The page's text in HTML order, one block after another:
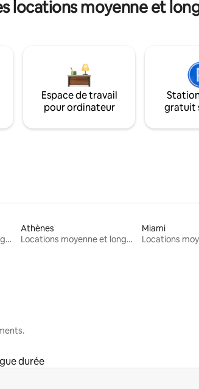
locations moyenne et
Espace de travail
pour ordinateur
gratuit
Locations moyenne et longue durée
Athènes
Locations moyenne et longue durée
Miami
durée